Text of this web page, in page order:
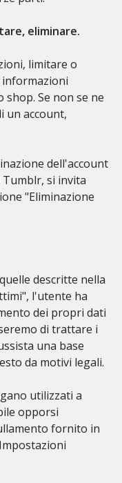
eliminare.
limitare o
Se non se ne
un account,
dell'account
si invita
"Eliminazione
descritte nella
l'utente ha
dei propri dati
di trattare i
una base
da motivi legali.
utilizzati a
opporsi
fornito in